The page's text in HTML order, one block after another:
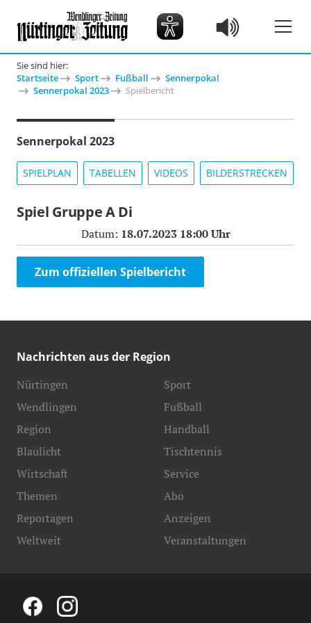
Sie sind hier:
Startseite
Sport Fußball
Sennerpokal
Sennerpokal 2023
Spielbericht
Sennerpokal 2023
SPIELPLAN TABELLEN VIDEOS BILDERSTRECKEN
Spiel Gruppe A Di
Datum: 18.07.2023 18:00 Uhr
Zum offiziellen Spielbericht
Nachrichten aus der Region
Nürtingen
Wendlingen
Region
Blaulicht
Sport
Fußball
Handball
Tischtennis
Wirtschaft
Themen
Reportagen
Weltweit
Service
Abo
Anzeigen
Veranstaltungen